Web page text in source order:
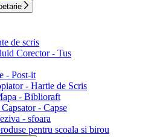
de scris
Corector - Tus
- Post-it
- Hartie de Scris
- Biblioraft
- Capse
- sfoara
pentru scoala si birou